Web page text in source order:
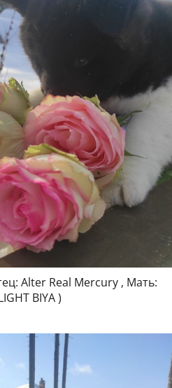
Alter Real Mercury , Мать:
BIYA )